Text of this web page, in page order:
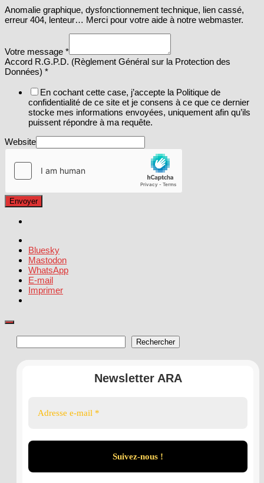
Anomalie graphique, dysfonctionnement technique, lien cassé,
erreur 404, lenteur… Merci pour votre aide à notre webmaster.
Votre message *
Accord R.G.P.D. (Règlement Général sur la Protection des
Données) *
En cochant cette case, j’accepte la Politique de
confidentialité de ce site et je consens à ce que ce dernier
stocke mes informations envoyées, uniquement afin qu’ils
puissent répondre à ma requête.
Website
Envoyer
Bluesky
Mastodon
WhatsApp
E-mail
Imprimer
Rechercher
Newsletter ARA